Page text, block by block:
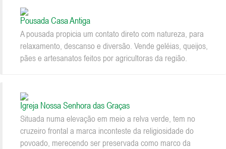
Pousada Casa Antiga
A pousada propicia um contato direto com natureza, para
relaxamento, descanso e diversão. Vende geléias, queijos,
pães e artesanatos feitos por agricultoras da região.
Igreja Nossa Senhora das Graças
Situada numa elevação em meio a relva verde, tem no
cruzeiro frontal a marca inconteste da religiosidade do
povoado, merecendo ser preservada como marco da